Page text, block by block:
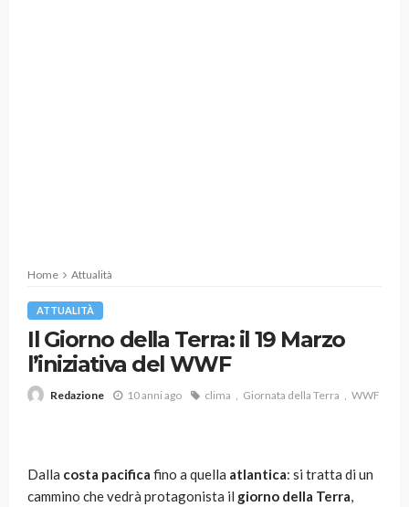
Home Attualità
ATTUALITÀ
Il Giorno della Terra: il 19 Marzo
l’iniziativa del WWF
Redazione 10 anni ago clima Giornata della Terra WWF
Dalla costa pacifica fino a quella atlantica: si tratta di un
cammino che vedrà protagonista il giorno della Terra,